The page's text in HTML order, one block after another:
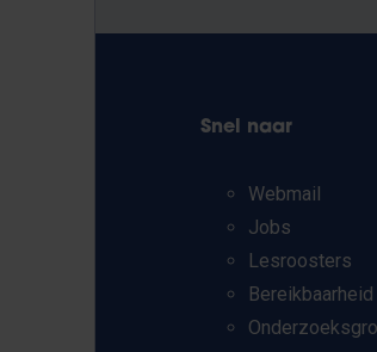
Snel naar
Webmail
Jobs
Lesroosters
Bereikbaarheid